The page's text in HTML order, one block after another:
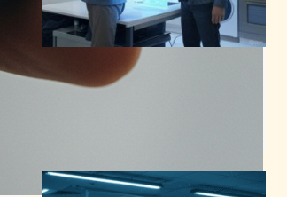
AIエージェント実用化の加
速：生活に溶け込んできたテ